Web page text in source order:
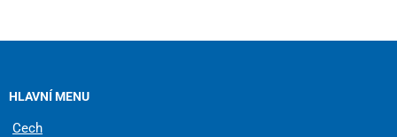
HLAVNÍ MENU
Cech